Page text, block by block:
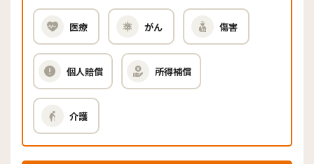
医療 がん 傷害
個人賠償 所得補償
介護